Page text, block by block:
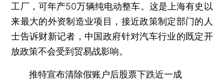
工厂，可年产50万辆纯电动整车。这是上海有史以
来最大的外资制造业项目，接近政策制定部门的人
士告诉财新记者，中国政府针对汽车行业的既定开
放政策不会受到贸易战影响。
推特宣布清除假账户后股票下跌近一成